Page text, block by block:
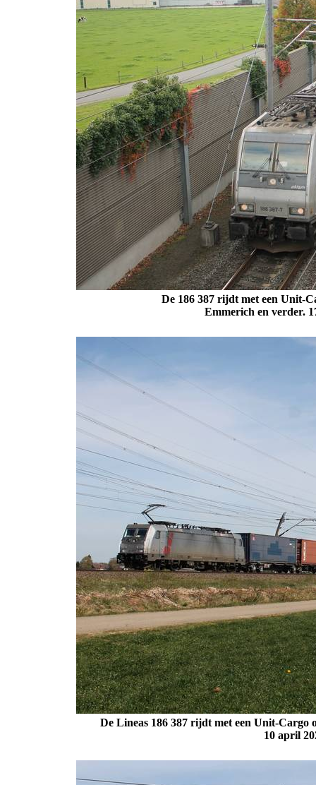
De 186 387 rijdt met een Unit-
Emmerich en verder.
De Lineas 186 387 rijdt met een Unit-Cargo
10 april